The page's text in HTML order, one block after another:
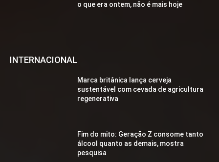
o que era ontem, não é mais hoje
INTERNACIONAL
Marca britânica lança cerveja
sustentável com cevada de agricultura
regenerativa
Fim do mito: Geração Z consome tanto
álcool quanto as demais, mostra
pesquisa